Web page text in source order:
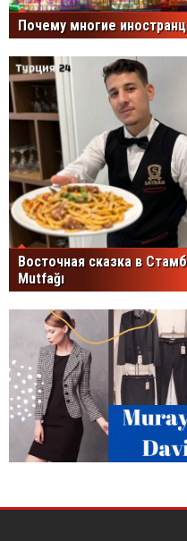
Почему многие
Восточная сказка в
Mutfağı